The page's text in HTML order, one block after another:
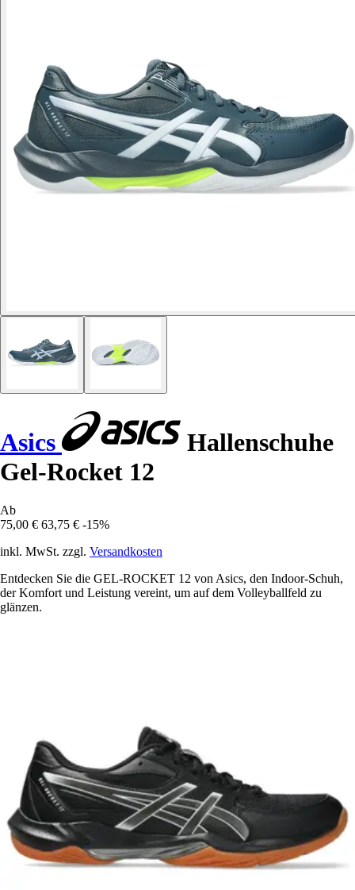
Asics
Hallenschuhe
Gel-Rocket 12
Ab
75,00 € 63,75 € -15%
inkl. MwSt. zzgl. Versandkosten
Entdecken Sie die GEL-ROCKET 12 von Asics, den Indoor-Schuh,
der Komfort und Leistung vereint, um auf dem Volleyballfeld zu
glänzen.